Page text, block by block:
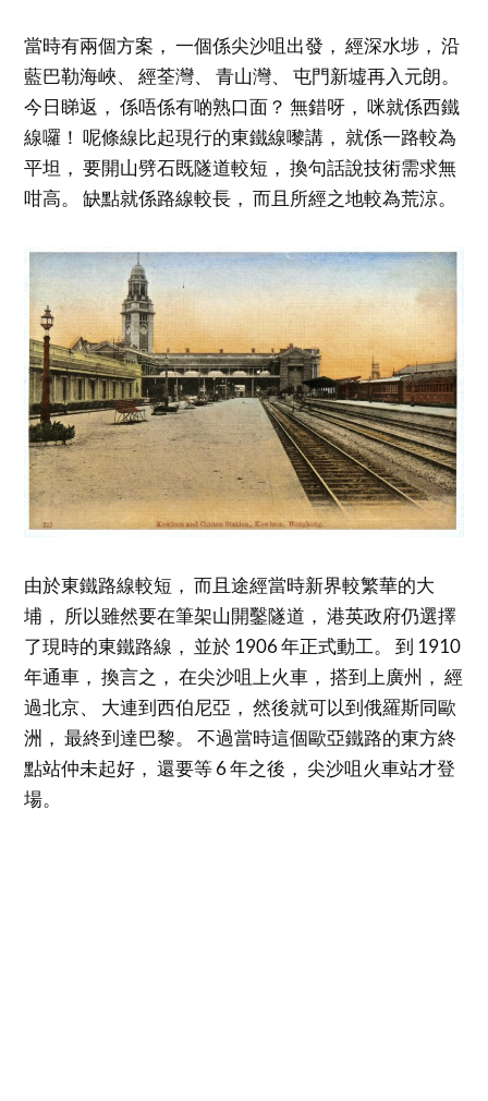
當時有兩個方案， 一個係尖沙咀出發， 經深水埗， 沿
藍巴勒海峽、 經荃灣、 青山灣、 屯門新墟再入元朗。
今日睇返， 係唔係有啲熟口面？ 無錯呀， 咪就係西鐵
線囉！ 呢條線比起現行的東鐵線嚟講， 就係一路較為
平坦， 要開山劈石既隧道較短， 換句話說技術需求無
咁高。 缺點就係路線較長， 而且所經之地較為荒涼。
由於東鐵路線較短， 而且途經當時新界較繁華的大
埔， 所以雖然要在筆架山開鑿隧道， 港英政府仍選擇
了現時的東鐵路線， 並於 1906 年正式動工。 到 1910
年通車， 換言之， 在尖沙咀上火車， 搭到上廣州， 經
過北京、 大連到西伯尼亞， 然後就可以到俄羅斯同歐
洲， 最終到達巴黎。 不過當時這個歐亞鐵路的東方終
點站仲未起好， 還要等 6 年之後， 尖沙咀火車站才登
場。